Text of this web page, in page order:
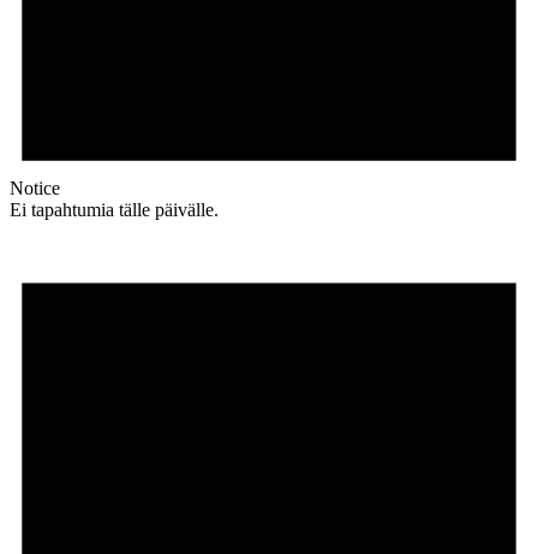
Notice
Ei tapahtumia tälle päivälle.